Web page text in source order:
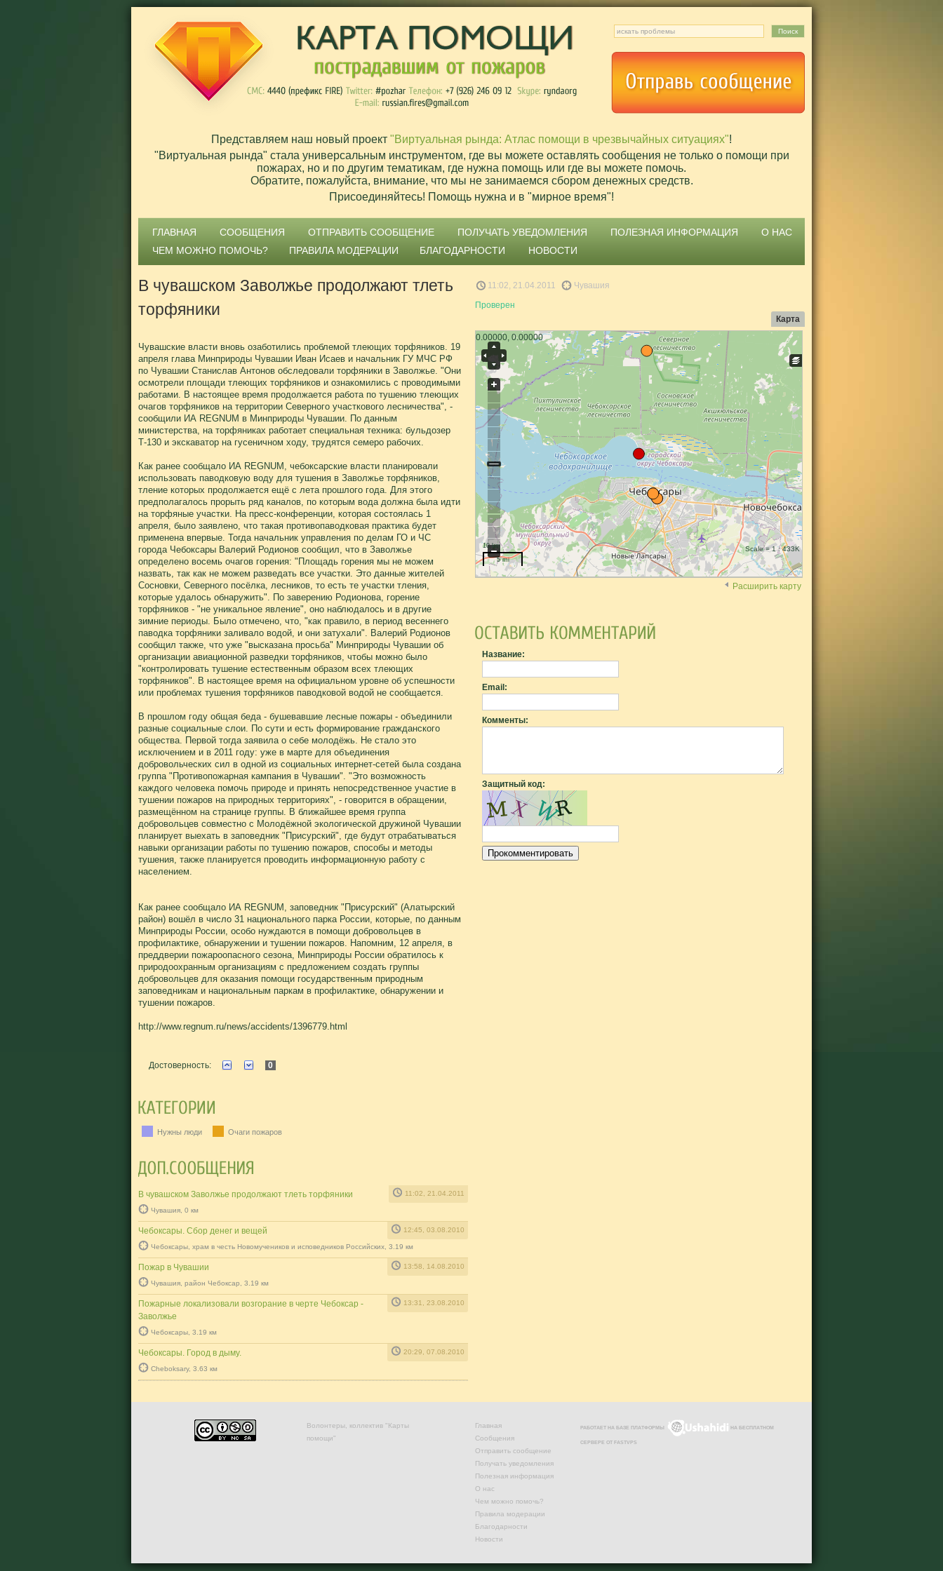
Представляем наш новый проект "Виртуальная рында: Атлас помощи в чрезвычайных ситуациях"!
"Виртуальная рында" стала универсальным инструментом, где вы можете оставлять сообщения не только о помощи при
пожарах, но и по другим тематикам, где нужна помощь или где вы можете помочь.
Обратите, пожалуйста, внимание, что мы не занимаемся сбором денежных средств.
Присоединяйтесь! Помощь нужна и в "мирное время"!
ГЛАВНАЯ СООБЩЕНИЯ ОТПРАВИТЬ СООБЩЕНИЕ ПОЛУЧАТЬ УВЕДОМЛЕНИЯ ПОЛЕЗНАЯ ИНФОРМАЦИЯ
О НАС
ЧЕМ МОЖНО ПОМОЧЬ?
ПРАВИЛА МОДЕРАЦИИ БЛАГОДАРНОСТИ НОВОСТИ
В чувашском Заволжье продолжают тлеть
торфяники
Чувашские власти вновь озаботились проблемой тлеющих торфяников. 19
апреля глава Минприроды Чувашии Иван Исаев и начальник ГУ МЧС РФ
по Чувашии Станислав Антонов обследовали торфяники в Заволжье. "Они
осмотрели площади тлеющих торфяников и ознакомились с проводимыми
работами. В настоящее время продолжается работа по тушению тлеющих
очагов торфяников на территории Северного участкового лесничества", -
сообщили ИА REGNUM в Минприроды Чувашии. По данным
министерства, на торфяниках работает специальная техника: бульдозер
Т-130 и экскаватор на гусеничном ходу, трудятся семеро рабочих.
Как ранее сообщало ИА REGNUM, чебоксарские власти планировали
использовать паводковую воду для тушения в Заволжье торфяников,
тление которых продолжается ещё с лета прошлого года. Для этого
предполагалось прорыть ряд каналов, по которым вода должна была идти
на торфяные участки. На пресс-конференции, которая состоялась 1
апреля, было заявлено, что такая противопаводковая практика будет
применена впервые. Тогда начальник управления по делам ГО и ЧС
города Чебоксары Валерий Родионов сообщил, что в Заволжье
определено восемь очагов горения: "Площадь горения мы не можем
назвать, так как не можем разведать все участки. Это данные жителей
Сосновки, Северного посёлка, лесников, то есть те участки тления,
которые удалось обнаружить". По заверению Родионова, горение
торфяников - "не уникальное явление", оно наблюдалось и в другие
зимние периоды. Было отмечено, что, "как правило, в период весеннего
паводка торфяники заливало водой, и они затухали". Валерий Родионов
сообщил также, что уже "высказана просьба" Минприроды Чувашии об
организации авиационной разведки торфяников, чтобы можно было
"контролировать тушение естественным образом всех тлеющих
торфяников". В настоящее время на официальном уровне об успешности
или проблемах тушения торфяников паводковой водой не сообщается.
В прошлом году общая беда - бушевавшие лесные пожары - объединили
разные социальные слои. По сути и есть формирование гражданского
общества. Первой тогда заявила о себе молодёжь. Не стало это
исключением и в 2011 году: уже в марте для объединения
добровольческих сил в одной из социальных интернет-сетей была создана
группа "Противопожарная кампания в Чувашии". "Это возможность
каждого человека помочь природе и принять непосредственное участие в
тушении пожаров на природных территориях", - говорится в обращении,
размещённом на странице группы. В ближайшее время группа
добровольцев совместно с Молодёжной экологической дружиной Чувашии
планирует выехать в заповедник "Присурский", где будут отрабатываться
навыки организации работы по тушению пожаров, способы и методы
тушения, также планируется проводить информационную работу с
населением.
Как ранее сообщало ИА REGNUM, заповедник "Присурский" (Алатырский
район) вошёл в число 31 национального парка России, которые, по данным
Минприроды России, особо нуждаются в помощи добровольцев в
профилактике, обнаружении и тушении пожаров. Напомним, 12 апреля, в
преддверии пожароопасного сезона, Минприроды России обратилось к
природоохранным организациям с предложением создать группы
добровольцев для оказания помощи государственным природным
заповедникам и национальным паркам в профилактике, обнаружении и
тушении пожаров.
http://www.regnum.ru/news/accidents/1396779.html
Достоверность: 0
Нужны люди Очаги пожаров
В чувашском Заволжье продолжают тлеть торфяники 11:02, 21.04.2011
Чувашия, 0 км
Чебоксары. Сбор денег и вещей 12:45, 03.08.2010
Чебоксары, храм в честь Новомучеников и исповедников Российских, 3.19 км
Пожар в Чувашии 13:58, 14.08.2010
Чувашия, район Чебоксар, 3.19 км
Пожарные локализовали возгорание в черте Чебоксар -
Заволжье
13:31, 23.08.2010
Чебоксары, 3.19 км
Чебоксары. Город в дыму. 20:29, 07.08.2010
Cheboksary, 3.63 км
11:02, 21.04.2011
Чувашия
Проверен
Карта
0.00000, 0.00000
Scale = 1 : 433K
10 km
5 mi
Расширить карту
Название:
Email:
Комменты:
Защитный код:
Волонтеры, коллектив "Карты
помощи"
Главная
Сообщения
Отправить сообщение
Получать уведомления
Полезная информация
О нас
Чем можно помочь?
Правила модерации
Благодарности
Новости
РАБОТАЕТ НА БАЗЕ ПЛАТФОРМЫ НА БЕСПЛАТНОМ
СЕРВЕРЕ ОТ FASTVPS